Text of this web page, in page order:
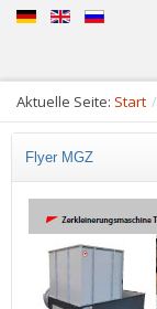
Aktuelle Seite: Start /
Flyer MGZ